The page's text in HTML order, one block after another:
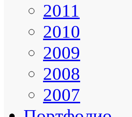
2011
2010
2009
2008
2007